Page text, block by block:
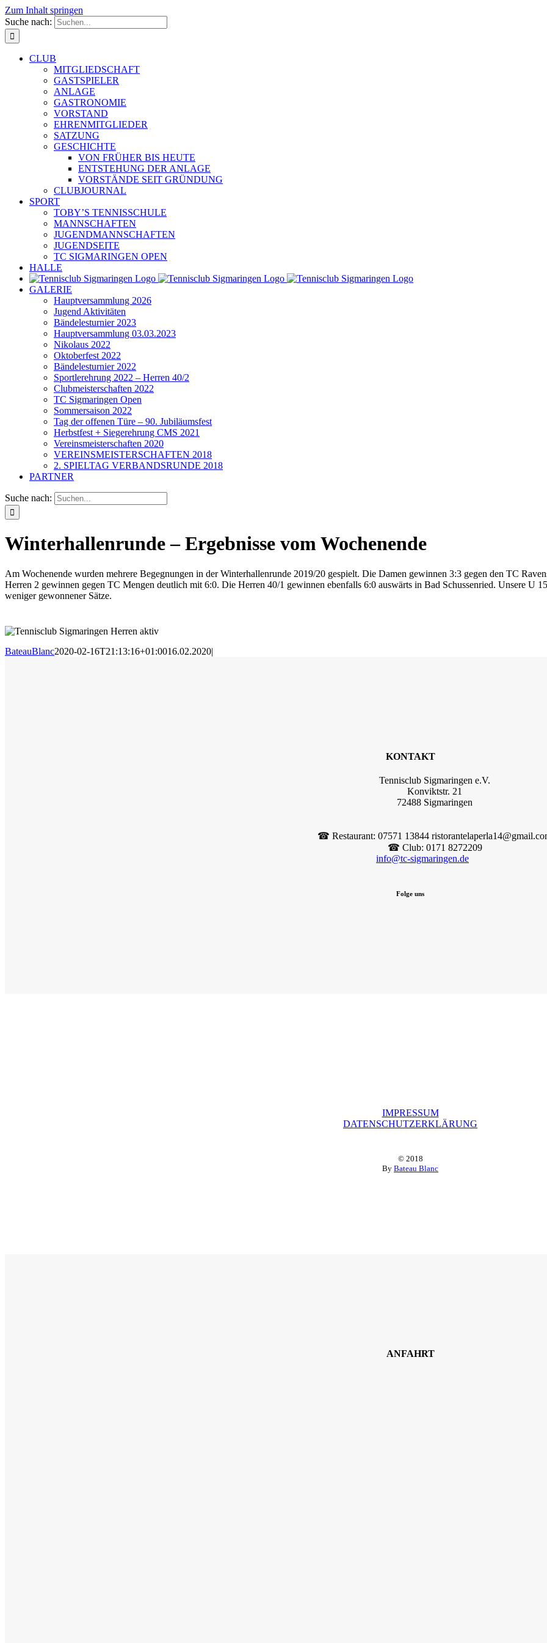
Zum Inhalt springen
Suche nach:
CLUB
MITGLIEDSCHAFT
GASTSPIELER
ANLAGE
GASTRONOMIE
VORSTAND
EHRENMITGLIEDER
SATZUNG
GESCHICHTE
VON FRÜHER BIS HEUTE
ENTSTEHUNG DER ANLAGE
VORSTÄNDE SEIT GRÜNDUNG
CLUBJOURNAL
SPORT
TOBY’S TENNISSCHULE
MANNSCHAFTEN
JUGENDMANNSCHAFTEN
JUGENDSEITE
TC SIGMARINGEN OPEN
HALLE
GALERIE
Hauptversammlung 2026
Jugend Aktivitäten
Bändelesturnier 2023
Hauptversammlung 03.03.2023
Nikolaus 2022
Oktoberfest 2022
Bändelesturnier 2022
Sportlerehrung 2022 – Herren 40/2
Clubmeisterschaften 2022
TC Sigmaringen Open
Sommersaison 2022
Tag der offenen Türe – 90. Jubiläumsfest
Herbstfest + Siegerehrung CMS 2021
Vereinsmeisterschaften 2020
VEREINSMEISTERSCHAFTEN 2018
2. SPIELTAG VERBANDSRUNDE 2018
PARTNER
Suche nach:
Winterhallenrunde – Ergebnisse vom Wochenende
Am Wochenende wurden mehrere Begegnungen in der Winterhallenrunde 2019/20 gespielt. Die Damen gewinnen 3:3 gegen den TC
Herren 2 gewinnen gegen TC Mengen deutlich mit 6:0. Die Herren 40/1 gewinnen ebenfalls 6:0 auswärts in Bad Schussenried. Unsere U
weniger gewonnener Sätze.
BateauBlanc2020-02-16T21:13:16+01:0016.02.2020|
KONTAKT
Tennisclub Sigmaringen e.V.
Konviktstr. 21
72488 Sigmaringen
☎︎ Restaurant: 07571 13844
☎︎ Club: 0171 8272209
info@tc-sigmaringen.de
Folge uns
IMPRESSUM
DATENSCHUTZERKLÄRUNG
© 2018
By Bateau Blanc
ANFAHRT